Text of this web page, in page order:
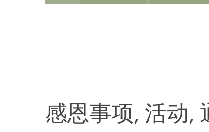
感恩事项, 活动,